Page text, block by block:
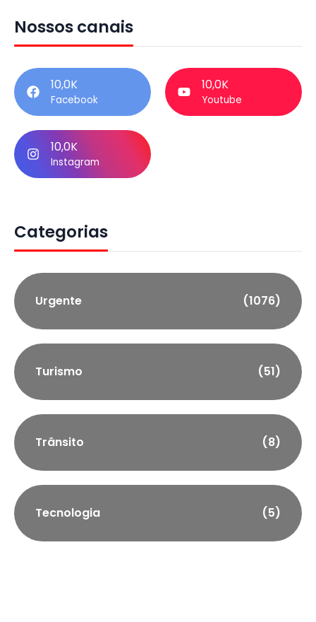
Nossos canais
10,0K
Facebook
10,0K
Youtube
10,0K
Instagram
Categorias
Urgente (1076)
Turismo (51)
Trânsito (8)
Tecnologia (5)